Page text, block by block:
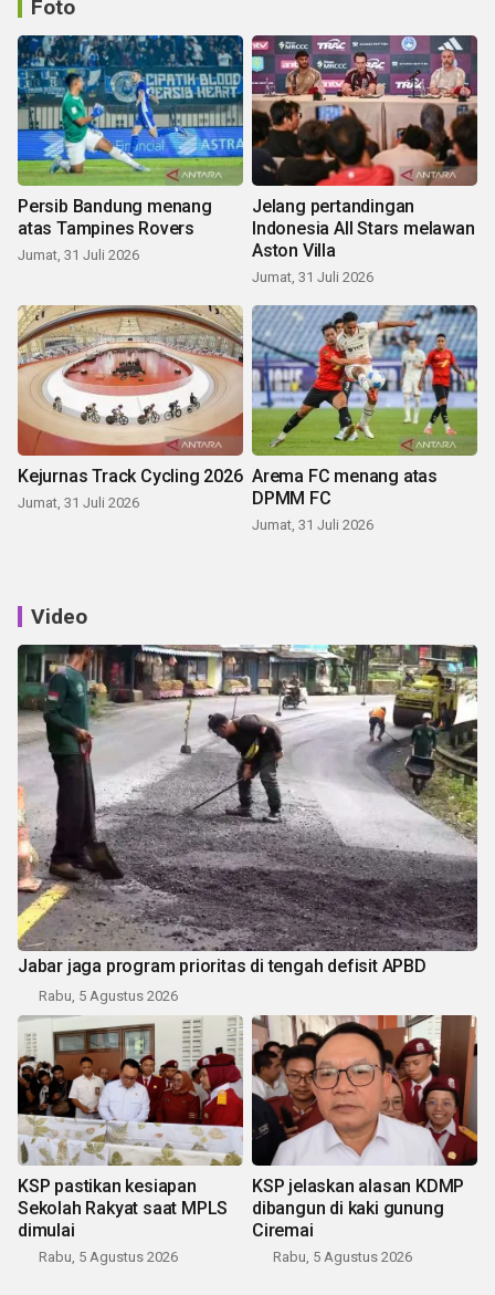
Foto
Persib Bandung menang
atas Tampines Rovers
Jumat, 31 Juli 2026
Jelang pertandingan
Indonesia All Stars melawan
Aston Villa
Jumat, 31 Juli 2026
Kejurnas Track Cycling 2026
Jumat, 31 Juli 2026
Arema FC menang atas
DPMM FC
Jumat, 31 Juli 2026
Video
Jabar jaga program prioritas di tengah defisit APBD
Rabu, 5 Agustus 2026
KSP pastikan kesiapan
Sekolah Rakyat saat MPLS
dimulai
Rabu, 5 Agustus 2026
KSP jelaskan alasan KDMP
dibangun di kaki gunung
Ciremai
Rabu, 5 Agustus 2026